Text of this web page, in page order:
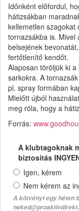
Időnként előfordul,
hátizsákban
kellemetlen szagokat
tornazsákba is.
belsejének
fertőtlenítő kendőt.
Alaposan töröljük ki
sarkokra. A
pl. spray formában
Mielőtt újból
meg róla, hogy a
Forrás:
A klubtagoknak
biztosítás
Igen, kérem
Nem kérem az
A kötvényt egy héten